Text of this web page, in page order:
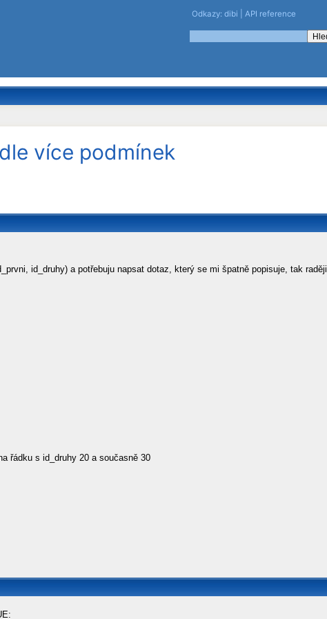
Odkazy: dibi API reference
více podmínek
id_druhy) a potřebuju napsat dotaz, který se mi špatně popisuje, tak raději
řádku s id_druhy 20 a současně 30